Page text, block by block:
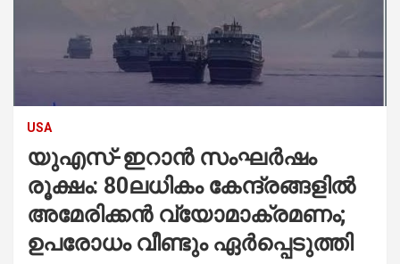
USA
യുഎസ്-ഇറാൻ സംഘർഷം
രൂക്ഷം: 80ലധികം കേന്ദ്രങ്ങളിൽ
അമേരിക്കൻ വ്യോമാക്രമണം;
ഉപരോധം വീണ്ടും ഏർപ്പെടുത്തി